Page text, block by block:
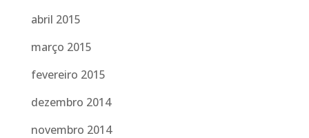
abril 2015
março 2015
fevereiro 2015
dezembro 2014
novembro 2014